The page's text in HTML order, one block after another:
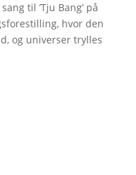
til ’Tju Bang’ på
hvor den
og universer trylles